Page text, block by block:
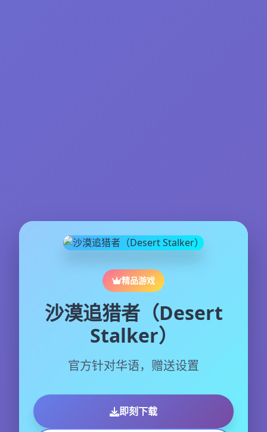
精品游戏
沙漠追猎者（Desert
Stalker）
官方针对华语，赠送设置
即刻下载